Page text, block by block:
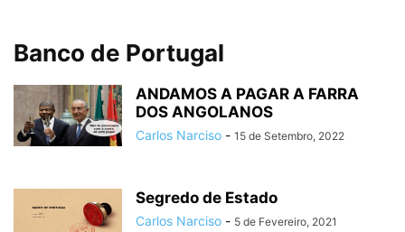
Banco de Portugal
ANDAMOS A PAGAR A FARRA
DOS ANGOLANOS
Carlos Narciso - 15 de Setembro, 2022
Segredo de Estado
Carlos Narciso - 5 de Fevereiro, 2021